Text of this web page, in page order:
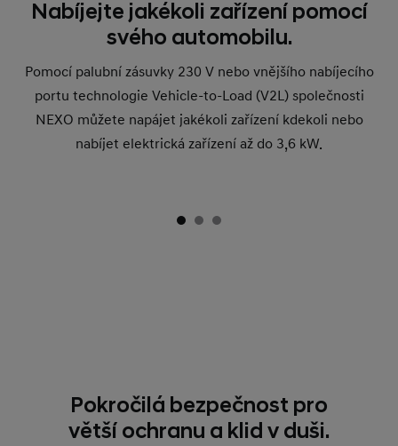
Nabíjejte jakékoli zařízení pomocí
svého automobilu.
Pomocí palubní zásuvky 230 V nebo vnějšího nabíjecího
portu technologie Vehicle-to-Load (V2L) společnosti
NEXO můžete napájet jakékoli zařízení kdekoli nebo
nabíjet elektrická zařízení až do 3,6 kW.
Pokročilá bezpečnost pro
větší ochranu a klid v duši.